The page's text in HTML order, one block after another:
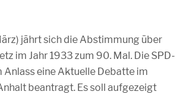
jährt sich die Abstimmung über
im Jahr 1933 zum 90. Mal. Die SPD-
Anlass eine Aktuelle Debatte im
beantragt. Es soll aufgezeigt